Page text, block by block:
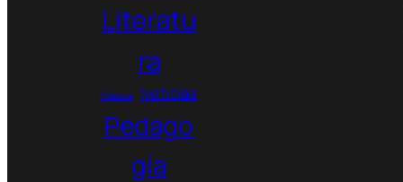
Literatu
ra
Música Noticias
Pedago
gía